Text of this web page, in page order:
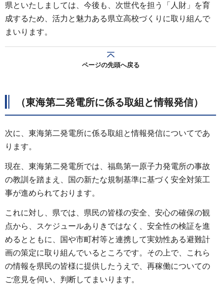
県といたしましては、今後も、次世代を担う「人財」を育
成するため、活力と魅力ある県立高校づくりに取り組んで
まいります。
ページの先頭へ戻る
（東海第二発電所に係る取組と情報発信）
次に、東海第二発電所に係る取組と情報発信についてであ
ります。
現在、東海第二発電所では、福島第一原子力発電所の事故
の教訓を踏まえ、国の新たな規制基準に基づく安全対策工
事が進められております。
これに対し、県では、県民の皆様の安全、安心の確保の観
点から、スケジュールありきではなく、安全性の検証を進
めるとともに、国や市町村等と連携して実効性ある避難計
画の策定に取り組んでいるところです。その上で、これら
の情報を県民の皆様に提供したうえで、再稼働についての
ご意見を伺い、判断してまいります。